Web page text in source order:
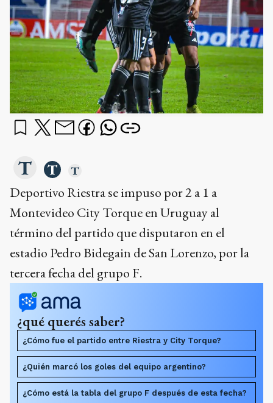
Deportivo Riestra se impuso por 2 a 1 a
Montevideo City Torque en Uruguay al
término del partido que disputaron en el
estadio Pedro Bidegain de San Lorenzo, por la
tercera fecha del grupo F.
¿qué querés saber?
¿Cómo fue el partido entre Riestra y City Torque?
¿Quién marcó los goles del equipo argentino?
¿Cómo está la tabla del grupo F después de esta fecha?